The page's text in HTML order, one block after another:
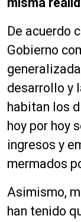
De acuerdo
Gobierno
desarrollo y
habitan los
hoy por hoy
ingresos y
mermados
Asimismo,
han tenido